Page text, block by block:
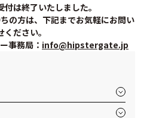
は終了いたしました。
の方は、下記までお気軽にお問い
ください。
事務局： info@hipstergate.jp